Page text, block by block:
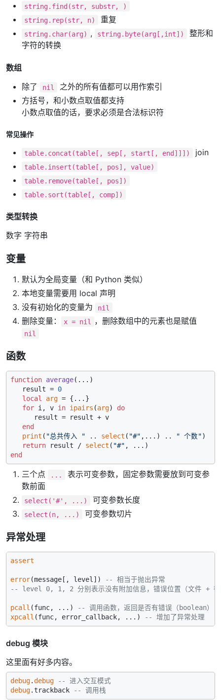
string.find(str, substr, )
string.rep(str, n)
重复
string.char(arg) , string.byte(arg[,int])
整形和
字符的转换
数组
除了
nil
之外的所有值都可以用作索引
方括号，和小数点取值都支持
小数点取值的话，要求必须是合法标识符
常见操作
table.concat(table[, sep[, start[, end]]]) join
table.insert(table[, pos], value)
table.remove(table[, pos])
table.sort(table[, comp])
类型转换
数字 字符串
变量
默认为全局变量（和 Python 类似）
本地变量需要用 local 声明
没有初始化的变量为
nil
删除变量： x = nil ，删除数组中的元素也是赋值
nil
函数
function average(...)
   result =
0
local
arg = {...}
for i, v in ipairs (arg) do
      result = result + v
end
print ( "总共传入 " .. select ( "#" ,...) .. " 个数")
return result / select ( "#"
end
三个点 ...
表示可变参数，固定参数需要放到可变参
数前面
select('#', ...) 可变参数长度
select(n, ...) 可变参数切片
异常处理
assert
error(message[, level])
-- 相当于抛出异常
-- level 0, 1, 2 分别表示没有附加信息，错误位置（文件 + 行
pcall (func, ...)
-- 调用函数，返回是否有错误（boolean）
xpcall (func, error_callback, ...) -- 增加了异常处理
debug 模块
这里面有好多内容。
debug.debug
-- 进入交互模式
debug.trackback -- 调用栈